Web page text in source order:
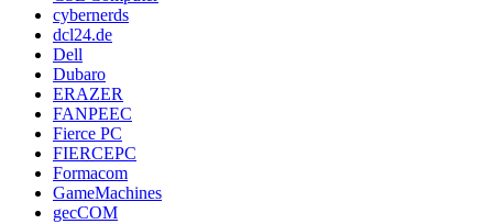
cybernerds
dcl24.de
Dell
Dubaro
ERAZER
FANPEEC
Fierce PC
FIERCEPC
Formacom
GameMachines
gecCOM